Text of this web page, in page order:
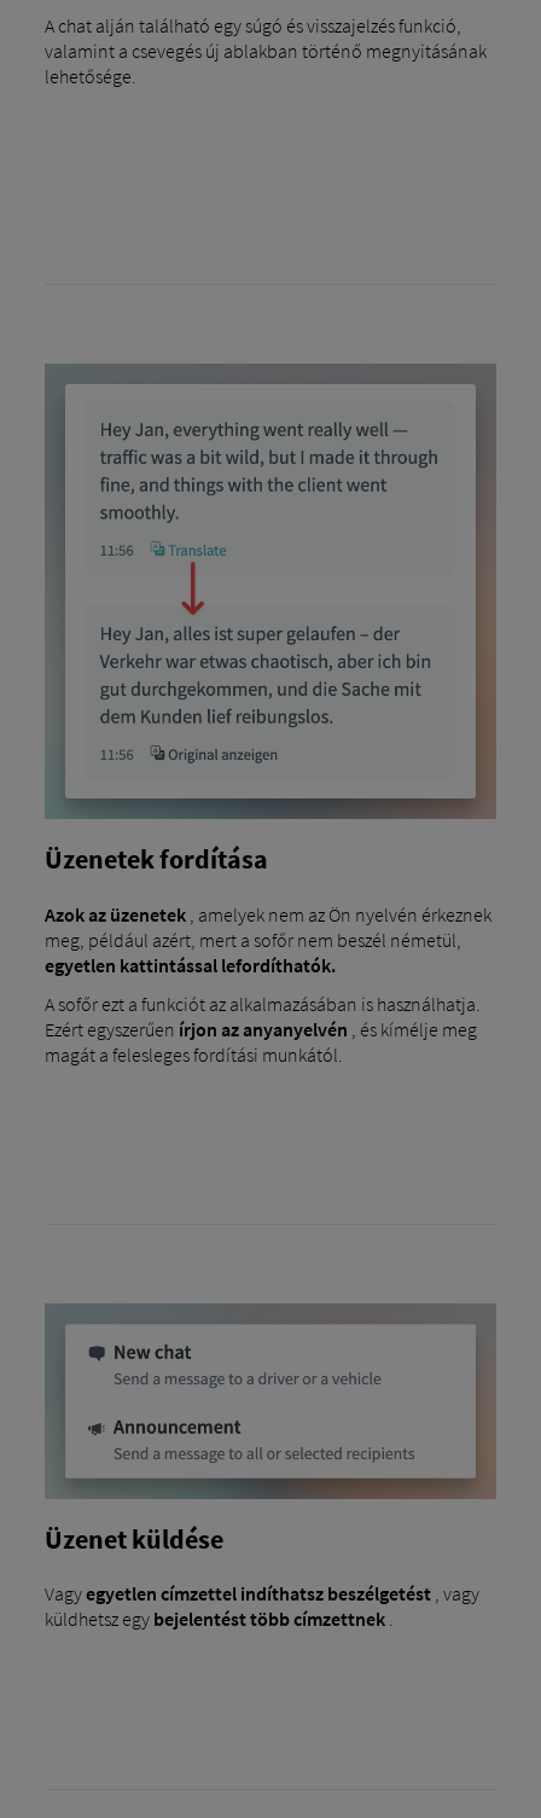
A chat alján található egy súgó és visszajelzés funkció,
valamint a csevegés új ablakban történő megnyitásának
lehetősége.
Üzenetek fordítása
Azok az üzenetek, amelyek nem az Ön nyelvén érkeznek
meg, például azért, mert a sofőr nem beszél németül,
egyetlen kattintással lefordíthatók.
A sofőr ezt a funkciót az alkalmazásában is használhatja.
Ezért egyszerűen írjon az anyanyelvén , és kímélje meg
magát a felesleges fordítási munkától.
Üzenet küldése
Vagyegyetlen címzettel indíthatsz beszélgetést, vagy
küldhetsz egy bejelentést több címzettnek.